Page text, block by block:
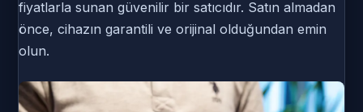
fiyatlarla sunan güvenilir bir satıcıdır. Satın almadan
önce, cihazın garantili ve orijinal olduğundan emin
olun.